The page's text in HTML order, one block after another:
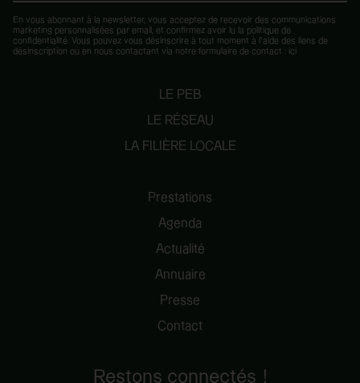
En vous abonnant à la newsletter, vous acceptez de recevoir des communications
marketing personnalisées par email, et confirmez avoir lu la politique de
confidentialité . Vous pouvez vous désinscrire à tout moment à l’aide des liens de
désinscription ou en nous contactant via notre formulaire de contact : ici
LE PEB
LE RÉSEAU
LA FILIÈRE LOCALE
Prestations
Agenda
Actualité
Annuaire
Presse
Contact
Restons connectés !